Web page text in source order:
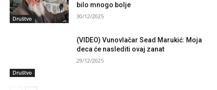
Društvo
bilo mnogo bolje
30/12/2025
Društvo
(VIDEO) Vunovlačar Sead Marukić: Moja
deca će naslediti ovaj zanat
29/12/2025